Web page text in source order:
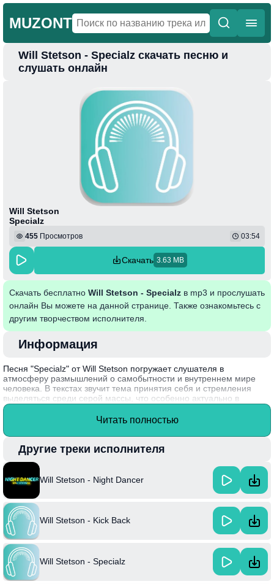
MUZONT
Главная
Will Stetson - Specialz скачать песню и
слушать онлайн
Will Stetson
Specialz
455 Просмотров 03:54
Скачать 3.63 MB
Скачать бесплатно Will Stetson - Specialz в mp3 и прослушать
онлайн Вы можете на данной странице. Также ознакомьтесь с
другим творчеством исполнителя.
Информация
Песня "Specialz" от Will Stetson погружает слушателя в
атмосферу размышлений о самобытности и внутреннем мире
человека. В текстах звучит тема принятия себя и стремления
выделяться среди серой массы, что особенно актуально в
современном обществе. Эмоциональная мелодия и глубокие
слова создают гармоничное единство, заставляя задуматься о
Will Stetson, талантливый музыкант, известный своим искренним
подходом к написанию песен, создал "Specialz", вдохновившись
собственными переживаниями и опытом взаимодействия с
окружающим миром.
Читать полностью
Другие треки исполнителя
Will Stetson - Night Dancer
Will Stetson - Kick Back
Will Stetson - Specialz